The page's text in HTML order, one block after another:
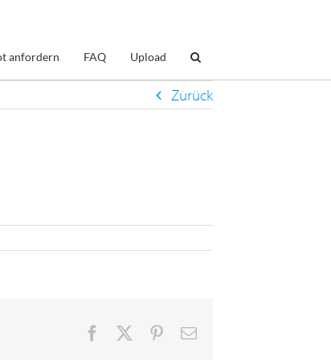
anfordern FAQ Upload
Zurück
Facebook Pinterest
E-